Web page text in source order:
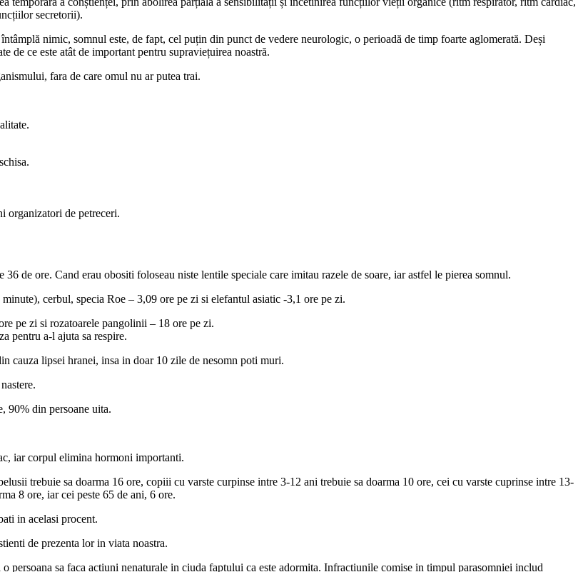
secretorii).
nimic, somnul este, de fapt, cel puțin din punct de vedere neurologic, o perioadă de timp foarte aglomerată. Deși
de ce este atât de important pentru supraviețuirea noastră.
fara de care omul nu ar putea trai.
organizatori de petreceri.
de ore. Cand erau obositi foloseau niste lentile speciale care imitau razele de soare, iar astfel le pierea somnul.
cerbul, specia Roe – 3,09 ore pe zi si elefantul asiatic -3,1 ore pe zi.
pe zi si rozatoarele pangolinii – 18 ore pe zi.
pentru a-l ajuta sa respire.
cauza lipsei hranei, insa in doar 10 zile de nesomn poti muri.
90% din persoane uita.
iar corpul elimina hormoni importanti.
trebuie sa doarma 16 ore, copiii cu varste curpinse intre 3-12 ani trebuie sa doarma 10 ore, cei cu varste cuprinse intre 13-
8 ore, iar cei peste 65 de ani, 6 ore.
in acelasi procent.
de prezenta lor in viata noastra.
persoana sa faca actiuni nenaturale in ciuda faptului ca este adormita. Infractiunile comise in timpul parasomniei includ